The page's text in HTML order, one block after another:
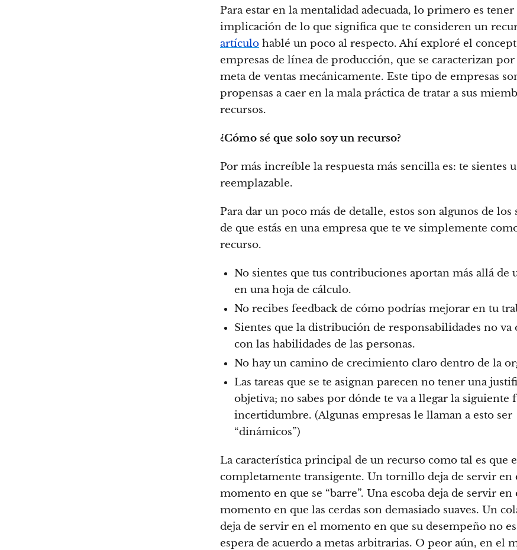
Para estar en la mentalidad adecuada, lo primero es tener
implicación de lo que significa que te consideren un
artículo hablé un poco al respecto. Ahí exploré el
empresas de línea de producción, que se caracterizan
meta de ventas mecánicamente. Este tipo de empresas
propensas a caer en la mala práctica de tratar a sus
recursos.
¿Cómo sé que solo soy un recurso?
Por más increíble la respuesta más sencilla es: te sientes
reemplazable.
Para dar un poco más de detalle, estos son algunos de los
de que estás en una empresa que te ve simplemente
recurso.
No sientes que tus contribuciones aportan más allá de
en una hoja de cálculo.
No recibes feedback de cómo podrías mejorar en tu
Sientes que la distribución de responsabilidades no va
con las habilidades de las personas.
No hay un camino de crecimiento claro dentro de la
Las tareas que se te asignan parecen no tener una
objetiva; no sabes por dónde te va a llegar la siguiente
incertidumbre. (Algunas empresas le llaman a esto ser
“dinámicos”)
La característica principal de un recurso como tal es que
completamente transigente. Un tornillo deja de servir en
momento en que se “barre”. Una escoba deja de servir en
momento en que las cerdas son demasiado suaves. Un
deja de servir en el momento en que su desempeño no
espera de acuerdo a metas arbitrarias. O peor aún, en el